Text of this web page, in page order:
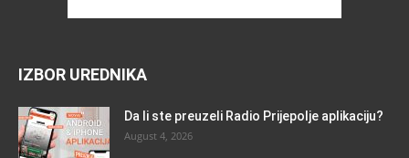
IZBOR UREDNIKA
Da li ste preuzeli Radio Prijepolje aplikaciju?
August 4, 2026